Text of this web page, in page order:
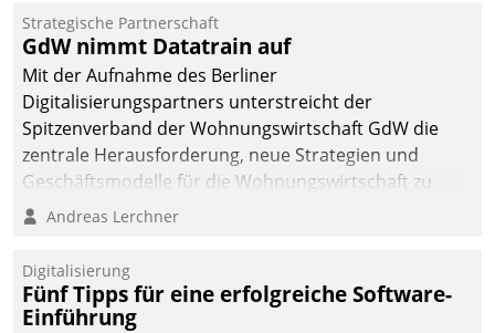
kommunale Wohnungsbauunternehmen daher
gemeinsam mit der Berliner Datatrain GmbH den
Teilprozess der Objektsanierung digitalisiert.
Strategische Partnerschaft
GdW nimmt Datatrain auf
Mit der Aufnahme des Berliner
Digitalisierungspartners unterstreicht der
Spitzenverband der Wohnungswirtschaft GdW die
zentrale Herausforderung, neue Strategien und
Geschäftsmodelle für die Wohnungswirtschaft zu
entwickeln.
Andreas Lerchner
Digitalisierung
Fünf Tipps für eine erfolgreiche Software-
Einführung